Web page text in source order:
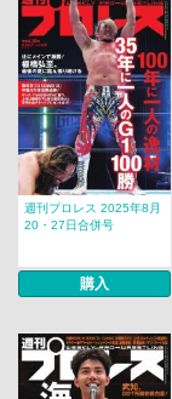
週刊プロレス 2025年8月
20・27日合併号
購入